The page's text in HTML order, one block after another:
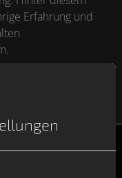
Erfahrung und